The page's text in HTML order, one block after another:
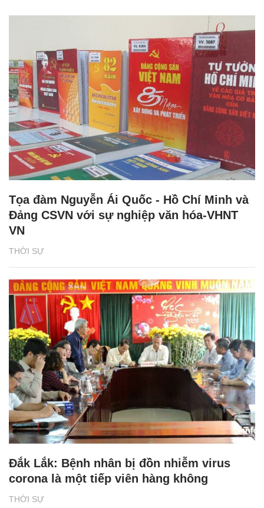
THỜI SỰ
Tọa đàm Nguyễn Ái Quốc - Hồ Chí Minh và
Đảng CSVN với sự nghiệp văn hóa-VHNT
VN
THỜI SỰ
Đắk Lắk: Bệnh nhân bị đồn nhiễm virus
corona là một tiếp viên hàng không